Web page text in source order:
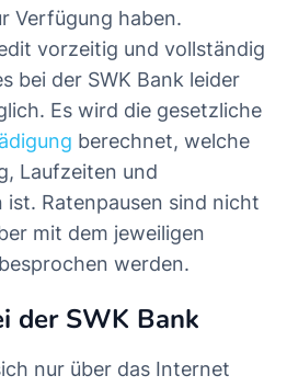
Verfügung haben.
vorzeitig und vollständig
bei der SWK Bank leider
Es wird die gesetzliche
berechnet, welche
Laufzeiten und
ist. Ratenpausen sind nicht
mit dem jeweiligen
werden.
der SWK Bank
nur über das Internet